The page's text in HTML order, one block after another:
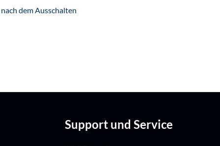
dem Ausschalten
Support und Service